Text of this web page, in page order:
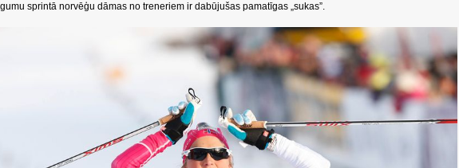
sprintā norvēģu dāmas no treneriem ir dabūjušas pamatīgas „sukas”.